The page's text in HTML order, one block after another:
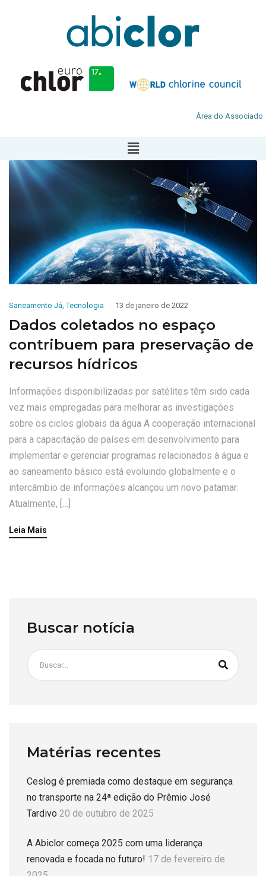
Área do Associado
Saneamento Já,Tecnologia 13 de janeiro de 2022
Dados coletados no espaço
contribuem para preservação de
recursos hídricos
Informações disponibilizadas por satélites têm sido cada
vez mais empregadas para melhorar as investigações
sobre os ciclos globais da água A cooperação internacional
para a capacitação de países em desenvolvimento para
implementar e gerenciar programas relacionados à água e
ao saneamento básico está evoluindo globalmente e o
intercâmbio de informações alcançou um novo patamar.
Atualmente, […]
Leia Mais
Buscar notícia
Matérias recentes
Ceslog é premiada como destaque em segurança
no transporte na 24ª edição do Prêmio José
Tardivo 20 de outubro de 2025
A Abiclor começa 2025 com uma liderança
renovada e focada no futuro! 17 de fevereiro de